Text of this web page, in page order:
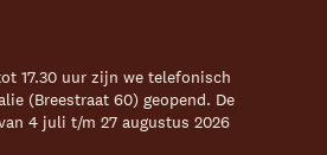
17.30 uur zijn we telefonisch
(Breestraat 60) geopend. De
4 juli t/m 27 augustus 2026